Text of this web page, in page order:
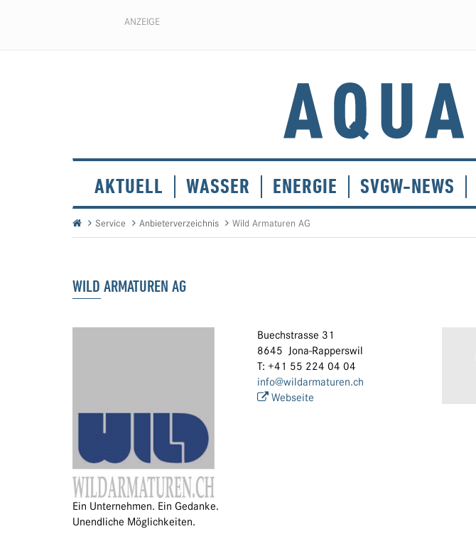
ANZEIGE
AKTUELL WASSER ENERGIE SVGW-NEWS
Service Anbieterverzeichnis Wild Armaturen AG
WILD ARMATUREN AG
Ein Unternehmen. Ein Gedanke.
Unendliche Möglichkeiten.
Buechstrasse 31
8645 Jona-Rapperswil
T: +41 55 224 04 04
info@wildarmaturen.ch
Webseite